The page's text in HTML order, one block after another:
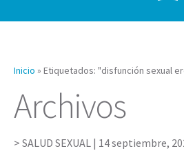
Inicio » Etiquetados: "disfunción sexual
Archivos
SALUD SEXUAL | 14 septiembre,